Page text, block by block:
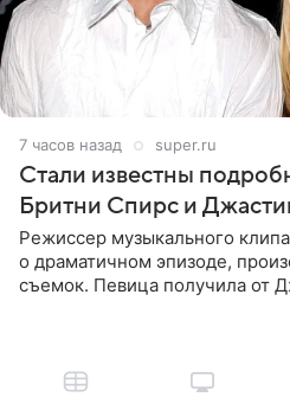
7 часов назад super.ru
Стали известны
Бритни Спирс и
Режиссер музыкального
о драматичном эпизоде,
съемок. Певица получила от